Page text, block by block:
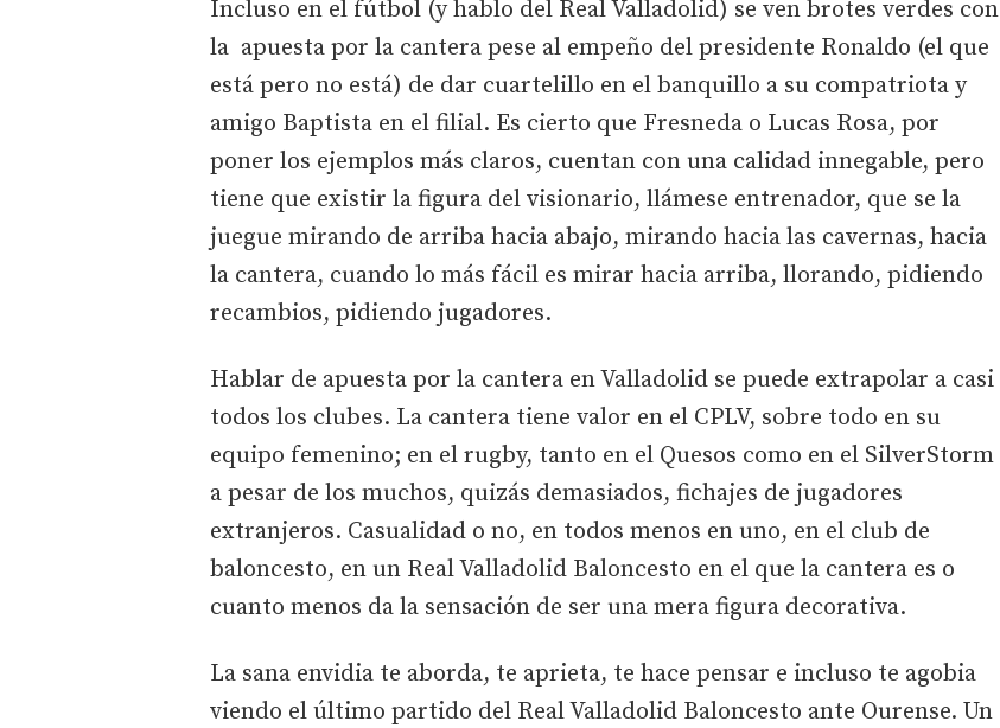
Incluso en el fútbol (y hablo del Real Valladolid) se ven brotes verdes con
la apuesta por la cantera pese al empeño del presidente Ronaldo (el que
está pero no está) de dar cuartelillo en el banquillo a su compatriota y
amigo Baptista en el filial. Es cierto que Fresneda o Lucas Rosa, por
poner los ejemplos más claros, cuentan con una calidad innegable, pero
tiene que existir la figura del visionario, llámese entrenador, que se la
juegue mirando de arriba hacia abajo, mirando hacia las cavernas, hacia
la cantera, cuando lo más fácil es mirar hacia arriba, llorando, pidiendo
recambios, pidiendo jugadores.
Hablar de apuesta por la cantera en Valladolid se puede extrapolar a casi
todos los clubes. La cantera tiene valor en el CPLV, sobre todo en su
equipo femenino; en el rugby, tanto en el Quesos como en el SilverStorm
a pesar de los muchos, quizás demasiados, fichajes de jugadores
extranjeros. Casualidad o no, en todos menos en uno, en el club de
baloncesto, en un Real Valladolid Baloncesto en el que la cantera es o
cuanto menos da la sensación de ser una mera figura decorativa.
La sana envidia te aborda, te aprieta, te hace pensar e incluso te agobia
viendo el último partido del Real Valladolid Baloncesto ante Ourense. Un